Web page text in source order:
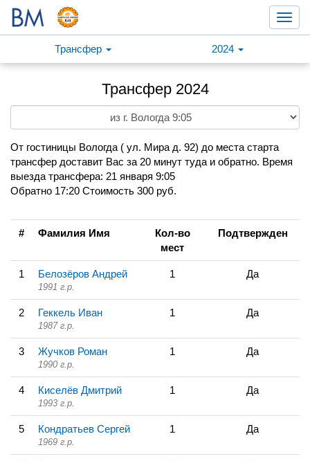
Трансфер
2024
Трансфер 2024
От гостиницы Вологда ( ул. Мира д. 92) до места старта
трансфер доставит Вас за 20 минут туда и обратно. Время
выезда трансфера: 21 января 9:05
Обратно 17:20 Стоимость 300 руб.
# Фамилия Имя
Кол-во
мест
Подтвержден
1 Белозёров Андрей
1991 г.р.
1 Да
2 Геккель Иван
1987 г.р.
1 Да
3 Жучков Роман
1990 г.р.
1 Да
4 Киселёв Дмитрий
1993 г.р.
1 Да
5 Кондратьев Сергей
1969 г.р.
1 Да